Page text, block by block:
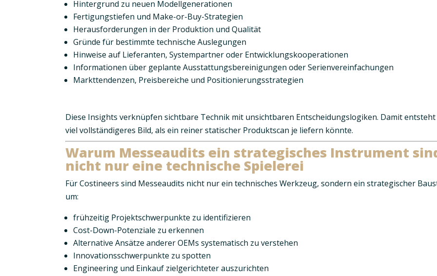
Hintergrund zu neuen Modellgenerationen
Fertigungstiefen und Make-or-Buy-Strategien
Herausforderungen in der Produktion und Qualität
Gründe für bestimmte technische Auslegungen
Hinweise auf Lieferanten, Systempartner oder Entwicklungskooperationen
Informationen über geplante Ausstattungsbereinigungen oder Serienvereinfachungen
Markttendenzen, Preisbereiche und Positionierungsstrategien
Diese Insights verknüpfen sichtbare Technik mit unsichtbaren Entscheidungslogiken. Damit entsteht
viel vollständigeres Bild, als ein reiner statischer Produktscan je liefern könnte.
Warum Messeaudits ein strategisches Instrument
nicht nur eine technische Spielerei
Für Costineers sind Messeaudits nicht nur ein technisches Werkzeug, sondern ein strategischer
um:
frühzeitig Projektschwerpunkte zu identifizieren
Cost-Down-Potenziale zu erkennen
Alternative Ansätze anderer OEMs systematisch zu verstehen
Innovationsschwerpunkte zu spotten
Engineering und Einkauf zielgerichteter auszurichten